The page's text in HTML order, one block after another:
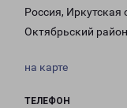
Россия, Иркутская
Октябрьский
на карте
ТЕЛЕФОН